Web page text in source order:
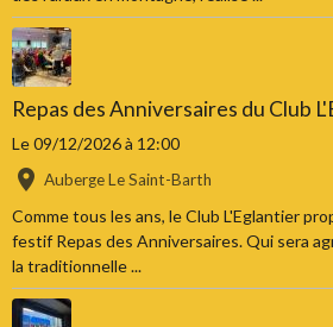
Repas des Anniversaires du Club
Le 09/12/2026à 12:00
Auberge Le Saint-Barth
Comme tous les ans, le Club L'Eglantier
festif Repas des Anniversaires. Qui sera
la traditionnelle ...